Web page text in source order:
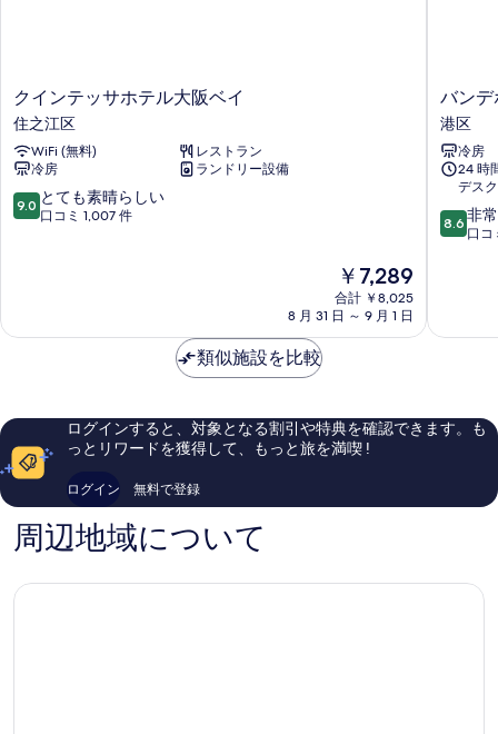
るク
イ
ン
テ
ッ
サ
ホ
イ
区
クインテッサホテル大阪ベイ
住之江区
WiFi (無料)
レストラン
冷房
ランドリー設備
10
段
も
し
口
コ
件
件
口
9.0 とても素晴らしい
口コミ 1,007 件
現
在
の
￥7,289
合計 ￥8,025
8 月 31 日 ～ 9 月 1 日
バ
ン
デ
ホ
テ
天
保
バンデ
港区
冷房
24 時
デスク
10
段
常
コ
件
8.6 非
口コ
類似施設を比較
ログインすると、対象となる割引や特典を確認できます。も
っとリワードを獲得して、もっと旅を満喫 !
ログイン 無料で登録
周辺地域について